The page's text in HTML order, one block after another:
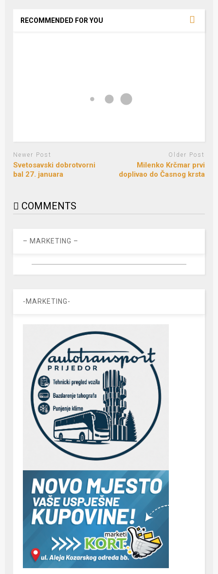
RECOMMENDED FOR YOU
Newer Post
Svetosavski dobrotvorni
bal 27. januara
Older Post
Milenko Krčmar prvi
doplivao do Časnog krsta
COMMENTS
– MARKETING –
-MARKETING-